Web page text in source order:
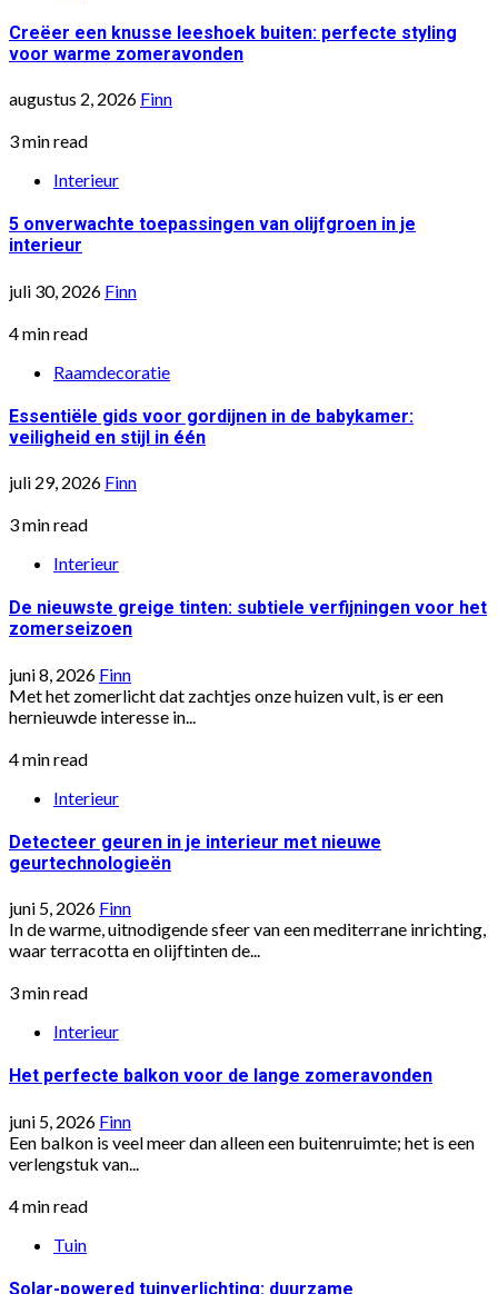
Creëer een knusse leeshoek buiten: perfecte styling
voor warme zomeravonden
augustus 2, 2026 Finn
3 min read
Interieur
5 onverwachte toepassingen van olijfgroen in je
interieur
juli 30, 2026 Finn
4 min read
Raamdecoratie
Essentiële gids voor gordijnen in de babykamer:
veiligheid en stijl in één
juli 29, 2026 Finn
3 min read
Interieur
De nieuwste greige tinten: subtiele verfijningen voor het
zomerseizoen
juni 8, 2026 Finn
Met het zomerlicht dat zachtjes onze huizen vult, is er een
hernieuwde interesse in...
4 min read
Interieur
Detecteer geuren in je interieur met nieuwe
geurtechnologieën
juni 5, 2026 Finn
In de warme, uitnodigende sfeer van een mediterrane inrichting,
waar terracotta en olijftinten de...
3 min read
Interieur
Het perfecte balkon voor de lange zomeravonden
juni 5, 2026 Finn
Een balkon is veel meer dan alleen een buitenruimte; het is een
verlengstuk van...
4 min read
Tuin
Solar-powered tuinverlichting: duurzame